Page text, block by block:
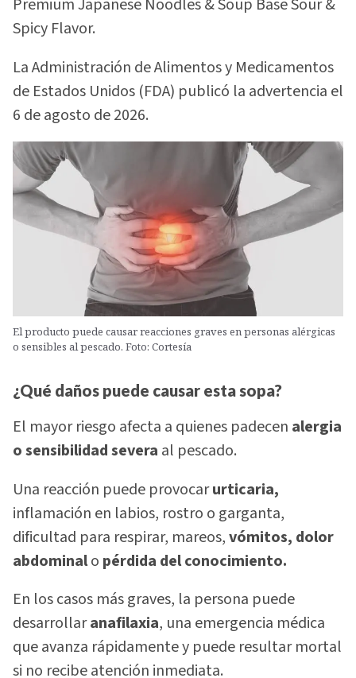
Premium Japanese Noodles & Soup Base Sour &
Spicy Flavor.
La Administración de Alimentos y Medicamentos
de Estados Unidos (FDA) publicó la advertencia el
6 de agosto de 2026.
El producto puede causar reacciones graves en personas alérgicas
o sensibles al pescado. Foto: Cortesía
¿Qué daños puede causar esta sopa?
El mayor riesgo afecta a quienes padecen alergia
o sensibilidad severa al pescado.
Una reacción puede provocarurticaria,
inflamación en labios, rostro o garganta,
dificultad para respirar, mareos,vómitos, dolor
abdominalo pérdida del conocimiento.
En los casos más graves, la persona puede
desarrollaranafilaxia, una emergencia médica
que avanza rápidamente y puede resultar mortal
si no recibe atención inmediata.